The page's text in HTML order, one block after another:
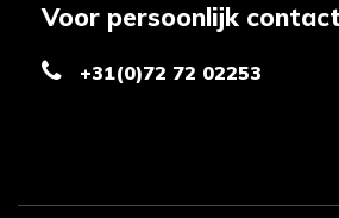
Voor persoonlijk contact
+31(0)72 72 02253